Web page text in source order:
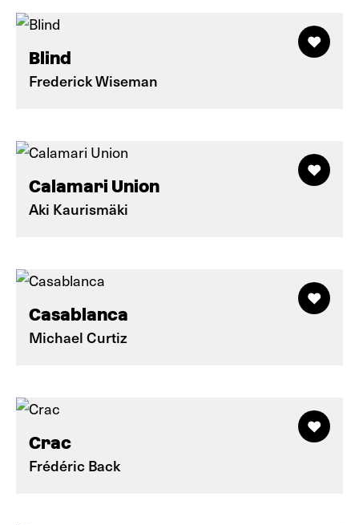
Blind
Frederick Wiseman
Calamari Union
Aki Kaurismäki
Casablanca
Michael Curtiz
Crac
Frédéric Back